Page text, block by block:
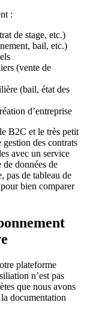
:
de stage, etc.)
bail, etc.)
(vente de
(bail, état des
d’entreprise
B2C et le très petit
des contrats
avec un service
de données de
pas de tableau de
bien comparer
plateforme
n’est pas
que nous avons
documentation